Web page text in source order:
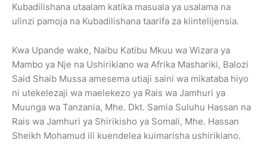
Kubadilishana utaalam katika masuala ya usalama na
ulinzi pamoja na Kubadilishana taarifa za kiintelijensia.
Kwa Upande wake, Naibu Katibu Mkuu wa Wizara ya
Mambo ya Nje na Ushirikiano wa Afrika Mashariki, Balozi
Said Shaib Mussa amesema utiaji saini wa mikataba hiyo
ni utekelezaji wa maelekezo ya Rais wa Jamhuri ya
Muunga wa Tanzania, Mhe. Dkt. Samia Suluhu Hassan na
Rais wa Jamhuri ya Shirikisho ya Somali, Mhe. Hassan
Sheikh Mohamud ili kuendelea kuimarisha ushirikiano.